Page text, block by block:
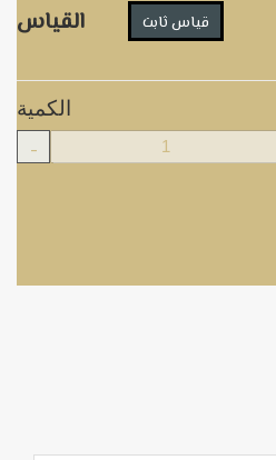
القياس
قياس ثابت
الكمية
-